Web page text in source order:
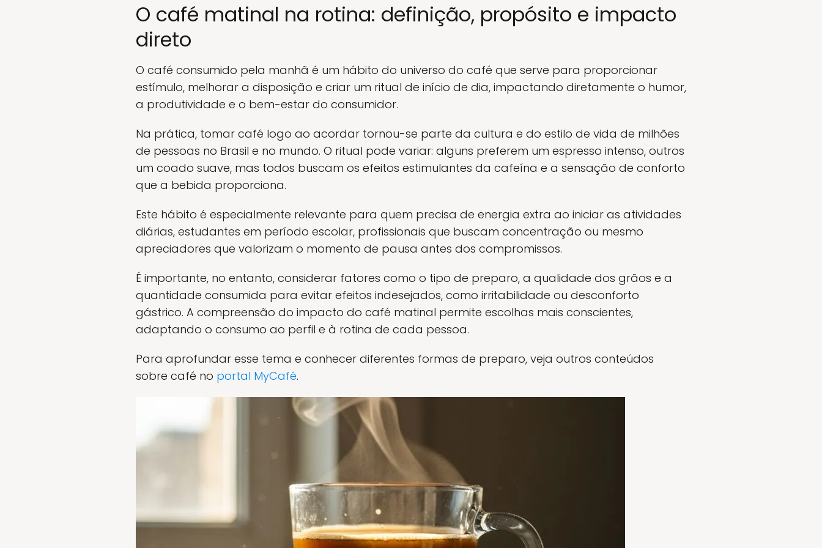
O café matinal na rotina: definição, propósito e impacto
direto
O café consumido pela manhã é um hábito do universo do café que serve para proporcionar
estímulo, melhorar a disposição e criar um ritual de início de dia, impactando diretamente o humor,
a produtividade e o bem-estar do consumidor.
Na prática, tomar café logo ao acordar tornou-se parte da cultura e do estilo de vida de milhões
de pessoas no Brasil e no mundo. O ritual pode variar: alguns preferem um espresso intenso, outros
um coado suave, mas todos buscam os efeitos estimulantes da cafeína e a sensação de conforto
que a bebida proporciona.
Este hábito é especialmente relevante para quem precisa de energia extra ao iniciar as atividades
diárias, estudantes em período escolar, profissionais que buscam concentração ou mesmo
apreciadores que valorizam o momento de pausa antes dos compromissos.
É importante, no entanto, considerar fatores como o tipo de preparo, a qualidade dos grãos e a
quantidade consumida para evitar efeitos indesejados, como irritabilidade ou desconforto
gástrico. A compreensão do impacto do café matinal permite escolhas mais conscientes,
adaptando o consumo ao perfil e à rotina de cada pessoa.
Para aprofundar esse tema e conhecer diferentes formas de preparo, veja outros conteúdos
sobre café no portal MyCafé.